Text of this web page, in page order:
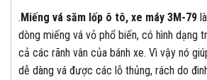
.Miếng vá săm lốp ô tô, xe máy 3M-79
dòng miếng vá vỏ phổ biến, có hình dạng
cả các rãnh vân của bánh xe. Vì vậy nó
dễ dàng vá được các lỗ thủng, rách do